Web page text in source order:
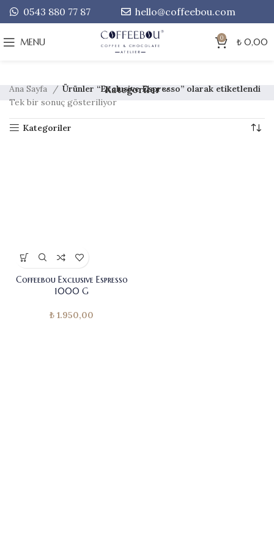
0543 880 77 87 hello@coffeebou.com
MENU 0 ₺ 0,00
Kategoriler
Ana Sayfa
Ürünler “Exclusive Espresso” olarak etiketlendi
Tek bir sonuç gösteriliyor
Kategoriler
Coffeebou Exclusive Espresso
1000 G
₺ 1.950,00